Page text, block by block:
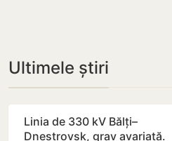
Ultimele știri
Linia de 330 kV Bălți–
Dnestrovsk, grav avariată.